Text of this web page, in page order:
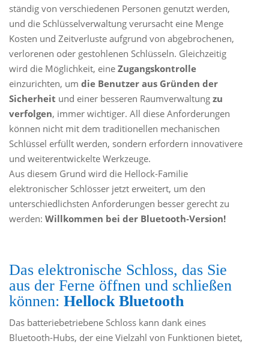
ständig von verschiedenen Personen genutzt werden,
und die Schlüsselverwaltung verursacht eine Menge
Kosten und Zeitverluste aufgrund von abgebrochenen,
verlorenen oder gestohlenen Schlüsseln. Gleichzeitig
wird die Möglichkeit, eine Zugangskontrolle
einzurichten, um die Benutzer aus Gründen der
Sicherheit und einer besseren Raumverwaltung zu
verfolgen, immer wichtiger. All diese Anforderungen
können nicht mit dem traditionellen mechanischen
Schlüssel erfüllt werden, sondern erfordern innovativere
und weiterentwickelte Werkzeuge.
Aus diesem Grund wird die Hellock-Familie
elektronischer Schlösser jetzt erweitert, um den
unterschiedlichsten Anforderungen besser gerecht zu
werden: Willkommen bei der Bluetooth-Version!
Das elektronische Schloss, das Sie
aus der Ferne öffnen und schließen
können: Hellock Bluetooth
Das batteriebetriebene Schloss kann dank eines
Bluetooth-Hubs, der eine Vielzahl von Funktionen bietet,